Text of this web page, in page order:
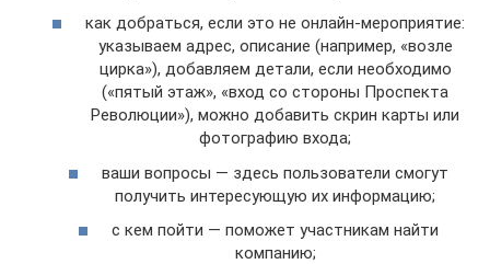
как добраться, если это не онлайн-мероприятие:
указываем адрес, описание (например, «возле
цирка»), добавляем детали, если необходимо
(«пятый этаж», «вход со стороны Проспекта
Революции»), можно добавить скрин карты или
фотографию входа;
ваши вопросы — здесь пользователи смогут
получить интересующую их информацию;
с кем пойти — поможет участникам найти
компанию;